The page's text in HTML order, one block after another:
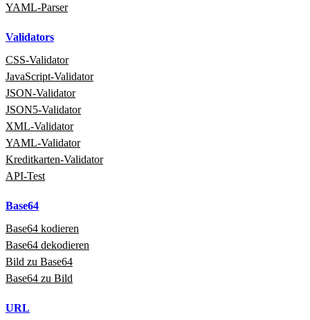
YAML‑Parser
Validators
CSS‑Validator
JavaScript‑Validator
JSON‑Validator
JSON5‑Validator
XML‑Validator
YAML‑Validator
Kreditkarten‑Validator
API‑Test
Base64
Base64 kodieren
Base64 dekodieren
Bild zu Base64
Base64 zu Bild
URL